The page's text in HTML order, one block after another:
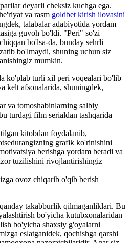
deyarli cheksiz kuchga ega.
va rasm goldbet kirish ilovasini
talabalar adabiyotida yordam
guvoh bo'ldi. "Peri" so'zi
bo'lsa-da, bunday sehrli
bo'lmaydi, shuning uchun siz
mumkin.
ko'plab turli xil peri voqealari bo'lib
kelt afsonalarida, shuningdek,
va tomoshabinlarning salbiy
turdagi film serialdan tashqarida
kitobdan foydalanib,
grafik ko'rinishini
berishga yordam beradi va
tuzilishini rivojlantirishingiz
ovoz chiqarib o'qib berish
takabburlik qilmaganliklari. Bu
bo'yicha kutubxonalaridan
bo'yicha shaxsiy g'oyalarni
eslatganidek, qochishga qarshi